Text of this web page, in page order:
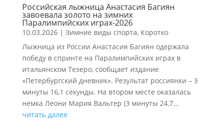
Российская лыжница Анастасия Багиян
завоевала золото на зимних
Паралимпийских играх-2026
10.03.2026| Зимние виды спорта, Коротко
Лыжница из России Анастасия Багиян одержала
победу в спринте на Паралимпийских играх в
итальянском Тезеро, сообщает издание
«Петербургский дневник». Результат россиянки – 3
минуты 16,1 секунды. На втором месте оказалась
немка Леони Мария Вальтер (3 минуты 24,7...
читать далее